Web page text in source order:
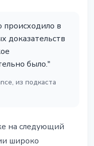
происходило в
доказательств
было."
из подкаста
на следующий
широко